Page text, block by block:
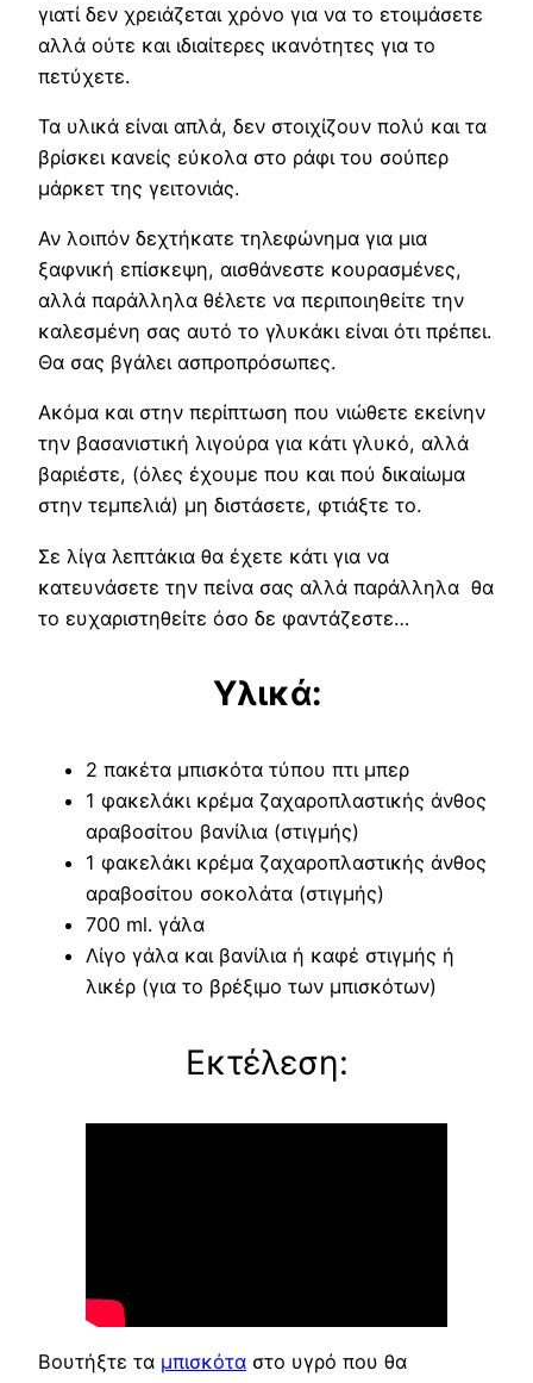
γιατί δεν χρειάζεται χρόνο για να το ετοιμάσετε
αλλά ούτε και ιδιαίτερες ικανότητες για το
πετύχετε.
Τα υλικά είναι απλά, δεν στοιχίζουν πολύ και τα
βρίσκει κανείς εύκολα στο ράφι του σούπερ
μάρκετ της γειτονιάς.
Αν λοιπόν δεχτήκατε τηλεφώνημα για μια
ξαφνική επίσκεψη, αισθάνεστε κουρασμένες,
αλλά παράλληλα θέλετε να περιποιηθείτε την
καλεσμένη σας αυτό το γλυκάκι είναι ότι πρέπει.
Θα σας βγάλει ασπροπρόσωπες.
Ακόμα και στην περίπτωση που νιώθετε εκείνην
την βασανιστική λιγούρα για κάτι γλυκό, αλλά
βαριέστε, (όλες έχουμε που και πού δικαίωμα
στην τεμπελιά) μη διστάσετε, φτιάξτε το.
Σε λίγα λεπτάκια θα έχετε κάτι για να
κατευνάσετε την πείνα σας αλλά παράλληλα θα
το ευχαριστηθείτε όσο δε φαντάζεστε…
Υλικά:
2 πακέτα μπισκότα τύπου πτι μπερ
1 φακελάκι κρέμα ζαχαροπλαστικής άνθος
αραβοσίτου βανίλια (στιγμής)
1 φακελάκι κρέμα ζαχαροπλαστικής άνθος
αραβοσίτου σοκολάτα (στιγμής)
700 ml. γάλα
Λίγο γάλα και βανίλια ή καφέ στιγμής ή
λικέρ (για το βρέξιμο των μπισκότων)
Εκτέλεση:
Βουτήξτε τα μπισκότα στο υγρό που θα